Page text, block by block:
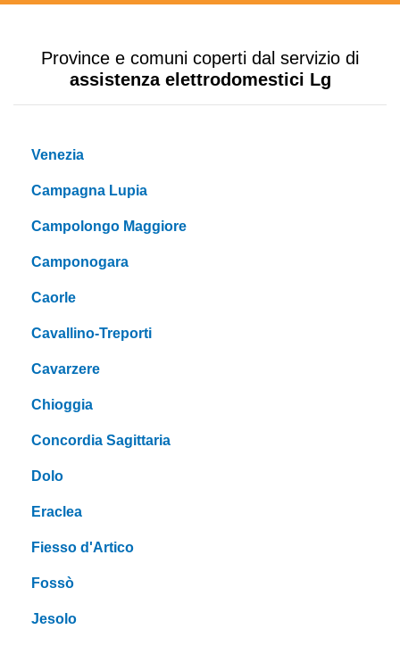
Province e comuni coperti dal servizio di
assistenza elettrodomestici Lg
Venezia
Campagna Lupia
Campolongo Maggiore
Camponogara
Caorle
Cavallino-Treporti
Cavarzere
Chioggia
Concordia Sagittaria
Dolo
Eraclea
Fiesso d'Artico
Fossò
Jesolo